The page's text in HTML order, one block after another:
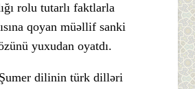
rolu tutarlı faktlarla
qoyan müəllif sanki
yuxudan oyatdı.
dilinin türk dilləri